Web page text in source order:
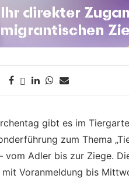
gibt es im
zum Thema
Adler bis zur Ziege.
Voranmeldung bis